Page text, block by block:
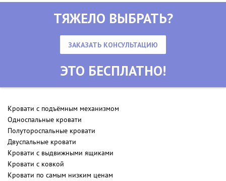
ТЯЖЕЛО ВЫБРАТЬ?
ЗАКАЗАТЬ КОНСУЛЬТАЦИЮ
ЭТО БЕСПЛАТНО!
Кровати с подъёмным механизмом
Односпальные кровати
Полутороспальные кровати
Двуспальные кровати
Кровати с выдвижными ящиками
Кровати с ковкой
Кровати по самым низким ценам